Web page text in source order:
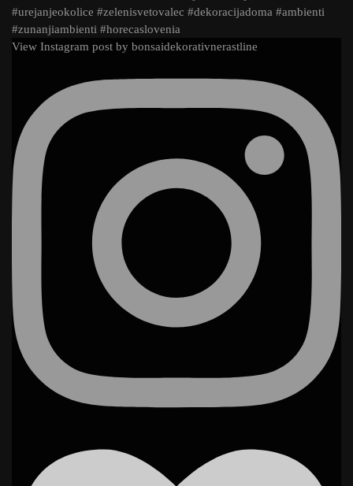
View Instagram post by bonsaidekorativnerastline